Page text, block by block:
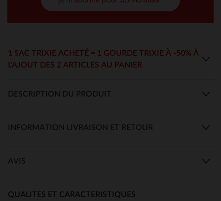
1 SAC TRIXIE ACHETÉ = 1 GOURDE TRIXIE À -50% À
L'AJOUT DES 2 ARTICLES AU PANIER
DESCRIPTION DU PRODUIT
INFORMATION LIVRAISON ET RETOUR
AVIS
QUALITES ET CARACTERISTIQUES